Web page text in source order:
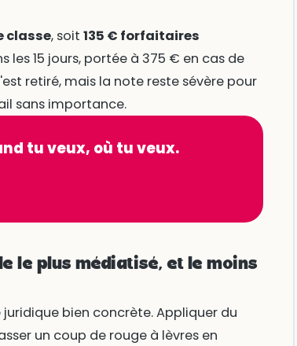
classe, soit 135 € forfaitaires
15 jours, portée à 375 € en cas de
retiré, mais la note reste sévère pour
sans importance.
tu veux, où tu veux.
le plus médiatisé, et le moins
bien concrète. Appliquer du
un coup de rouge à lèvres en